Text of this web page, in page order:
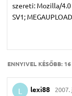
szereti: Mozilla/4.0
SV1;
ENNYIVEL KÉSŐBB:
L lexi88 2007.